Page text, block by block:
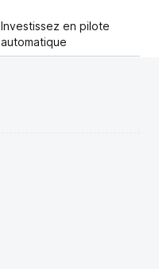
Investissez en pilote
automatique